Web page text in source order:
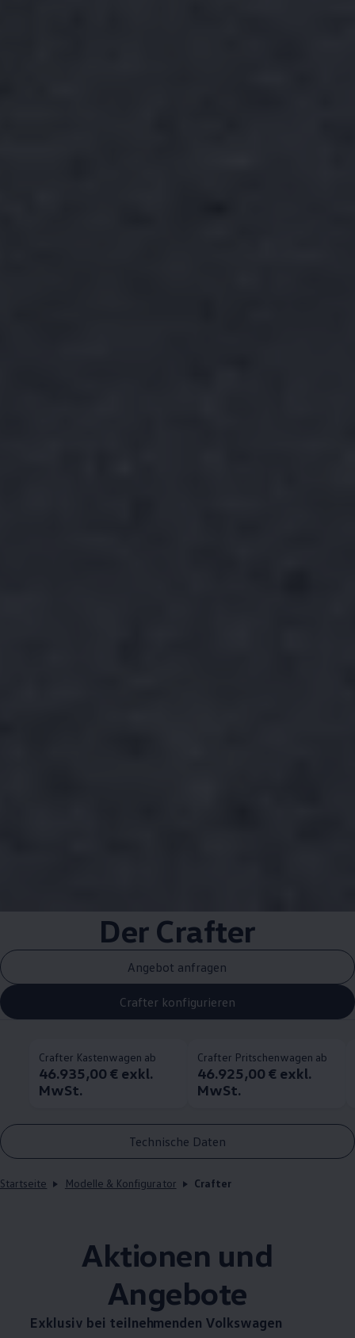
Der Crafter
Angebot anfragen
Crafter konfigurieren
Crafter Kastenwagen ab
46.935,00 € exkl.
MwSt.
Crafter Pritschenwagen ab
46.925,00 € exkl.
MwSt.
Technische Daten
Startseite Modelle & Konfigurator Crafter
Aktionen und
Angebote
Exklusiv bei teilnehmenden Volkswagen